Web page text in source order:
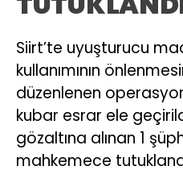
Siirt’te uyuşturucu
kullanımının
düzenlenen
kubar esrar ele
gözaltına alınan 1
mahkemece